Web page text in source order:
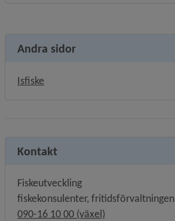
Andra sidor
Isfiske
Kontakt
Fiskeutveckling
fiskekonsulenter, fritidsförvaltningen
090-16 10 00 (växel)